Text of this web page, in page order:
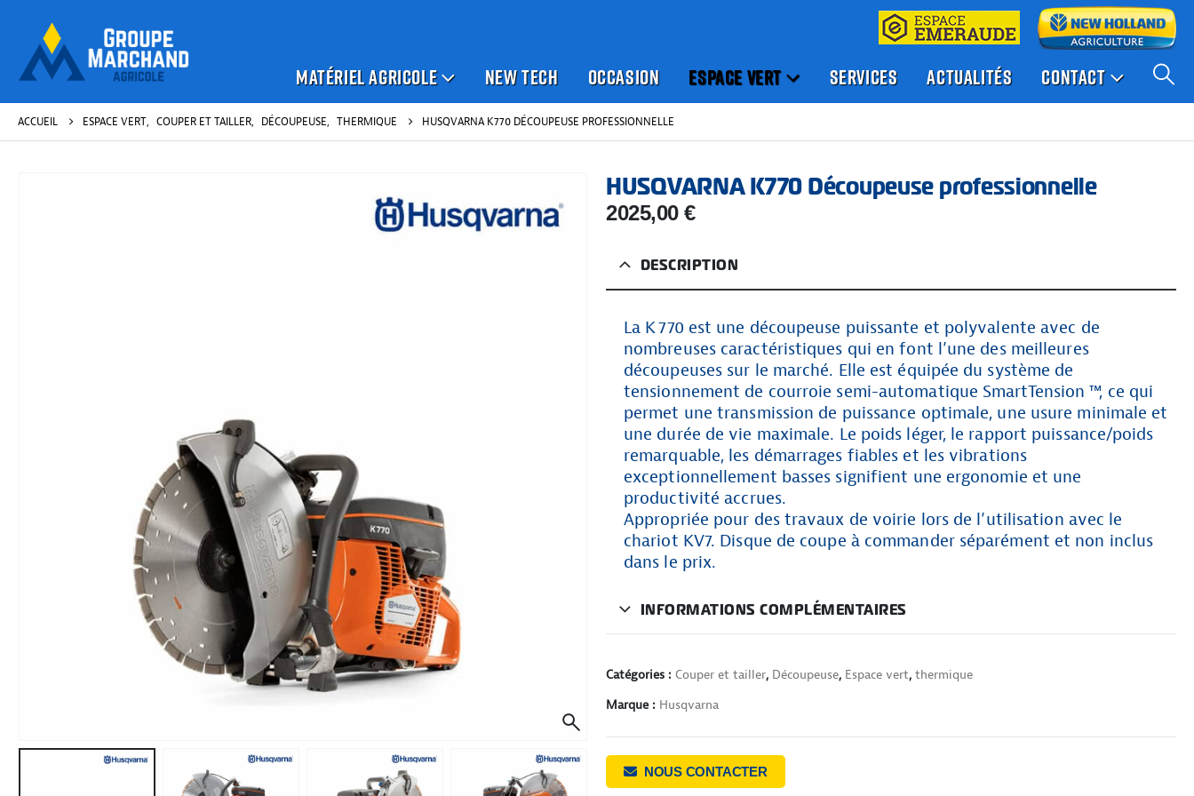
MATÉRIEL AGRICOLE NEW TECH OCCASION ESPACE VERT SERVICES ACTUALITÉS CONTACT
ACCUEIL ESPACE VERT, COUPER ET TAILLER, DÉCOUPEUSE, THERMIQUE HUSQVARNA K770 DÉCOUPEUSE PROFESSIONNELLE
HUSQVARNA K770 Découpeuse professionnelle
2025,00€
DESCRIPTION
La K 770 est une découpeuse puissante et polyvalente avec de
nombreuses caractéristiques qui en font l’une des meilleures
découpeuses sur le marché. Elle est équipée du système de
tensionnement de courroie semi-automatique SmartTension ™, ce qui
permet une transmission de puissance optimale, une usure minimale et
une durée de vie maximale. Le poids léger, le rapport puissance/poids
remarquable, les démarrages fiables et les vibrations
exceptionnellement basses signifient une ergonomie et une
productivité accrues.
Appropriée pour des travaux de voirie lors de l’utilisation avec le
chariot KV7. Disque de coupe à commander séparément et non inclus
dans le prix.
INFORMATIONS COMPLÉMENTAIRES
Catégories : Couper et tailler, Découpeuse, Espace vert, thermique
Marque : Husqvarna
NOUS CONTACTER